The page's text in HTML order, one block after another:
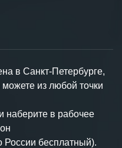
в Санкт-Петербурге,
из любой точки
наберите в рабочее
России бесплатный).